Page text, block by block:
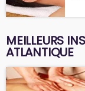
MEILLEURS
ATLANTIQUE